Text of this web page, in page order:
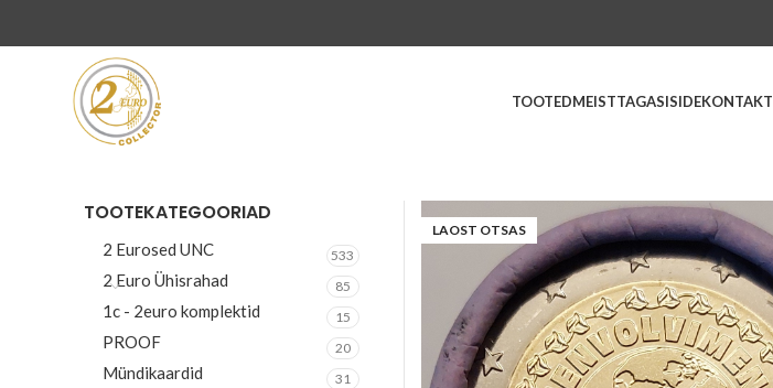
TOOTEDMEISTTAGASISIDEKONTAKT
LAOST OTSAS
TOOTEKATEGOORIAD
2 Eurosed UNC 533
2 Euro Ühisrahad 85
1c - 2euro komplektid 15
PROOF 20
Mündikaardid 31